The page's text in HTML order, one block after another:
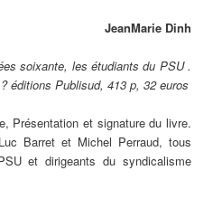
JeanMarie Dinh
soixante, les étudiants du PSU .
éditions Publisud, 413 p, 32 euros
Présentation et signature du livre.
Barret et Michel Perraud, tous
et dirigeants du syndicalisme